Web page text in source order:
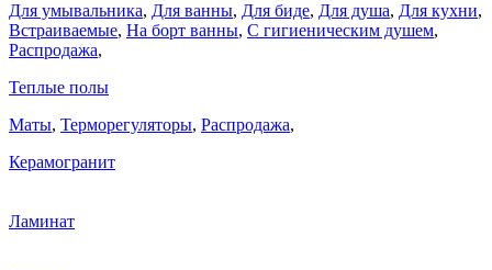
Для умывальника, Для ванны, Для биде, Для душа, Для кухни,
Встраиваемые, На борт ванны, C гигиеническим душем,
Распродажа,
Теплые полы
Маты, Терморегуляторы, Распродажа,
Керамогранит
Ламинат